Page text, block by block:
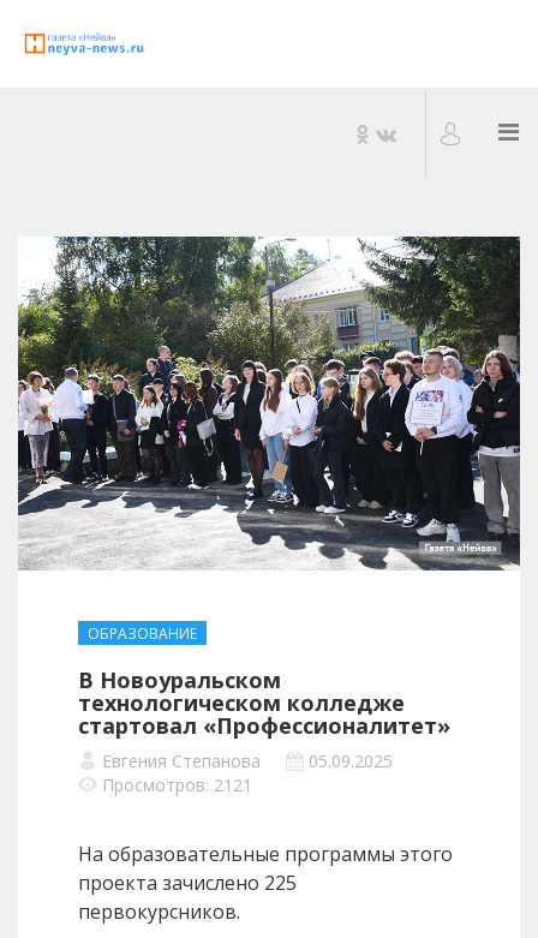
ОБРАЗОВАНИЕ
В Новоуральском
технологическом колледже
стартовал «Профессионалитет»
Евгения Степанова
05.09.2025
Просмотров: 2121
На образовательные программы этого
проекта зачислено 225
первокурсников.